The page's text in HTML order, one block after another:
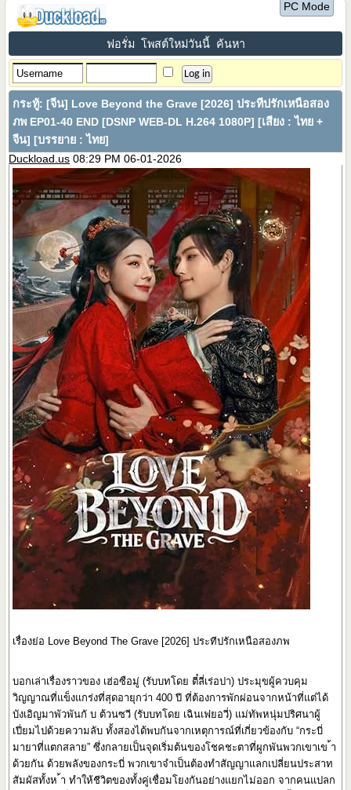
PC Mode
ฟอรั่ม โพสต์ใหม่วันนี้ ค้นหา
กระทู้:[จีน] Love Beyond the Grave [2026] ประทีปรักเหนือสอง
ภพ EP01-40 END [DSNP WEB-DL H.264 1080P] [เสียง : ไทย +
จีน] [บรรยาย : ไทย]
Duckload.us 08:29 PM 06-01-2026
เรื่องย่อ Love Beyond The Grave [2026] ประทีปรักเหนือสองภพ
บอกเล่าเรื่องราวของ เฮ่อซือมู่ (รับบทโดย ตี๋ลี่เร่อปา) ประมุขผู้ควบคุม
วิญญาณที่แข็งแกร่งที่สุดอายุกว่า 400 ปี ที่ต้องการพักผ่อนจากหน้าที่แต่ได้
บังเอิญมาพัวพันกั บ ต้วนซวี (รับบทโดย เฉินเฟยอวี่) แม่ทัพหนุ่มปริศนาผู้
เปี่ยมไปด้วยความลับ ทั้งสองได้พบกันจากเหตุการณ์ที่เกี่ยวข้องกับ “กระบี่
มายาที่แตกสลาย” ซึ่งกลายเป็นจุดเริ่มต้นของโชคชะตาที่ผูกพันพวกเขาเข ้า
ด้วยกัน ด้วยพลังของกระบี่ พวกเขาจำเป็นต้องทำสัญญาแลกเปลี่ยนประสาท
สัมผัสทั้งห ้า ทำให้ชีวิตของทั้งคู่เชื่อมโยงกันอย่างแยกไม่ออก จากคนแปลก